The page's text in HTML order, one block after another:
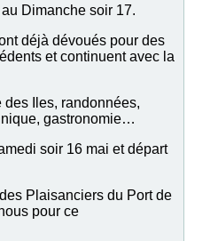
Dimanche soir 17.
déjà dévoués pour des
et continuent avec la
Iles, randonnées,
gastronomie…
soir 16 mai et départ
Plaisanciers du Port de
pour ce